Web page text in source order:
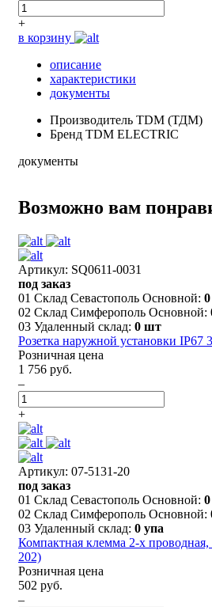
+
в корзину
описание
характеристики
документы
Производитель TDM (ТДМ)
Бренд TDM ELECTRIC
документы
Возможно вам
Артикул: SQ0611-0031
под заказ
01 Склад Севастополь Основной:
02 Склад Симферополь Основной:
03 Удаленный склад: 0 шт
Розетка наружной установки
Розничная цена
1 756 руб.
–
+
Артикул: 07-5131-20
под заказ
01 Склад Севастополь Основной:
02 Склад Симферополь Основной:
03 Удаленный склад: 0 упа
Компактная клемма 2-х
202)
Розничная цена
502 руб.
–